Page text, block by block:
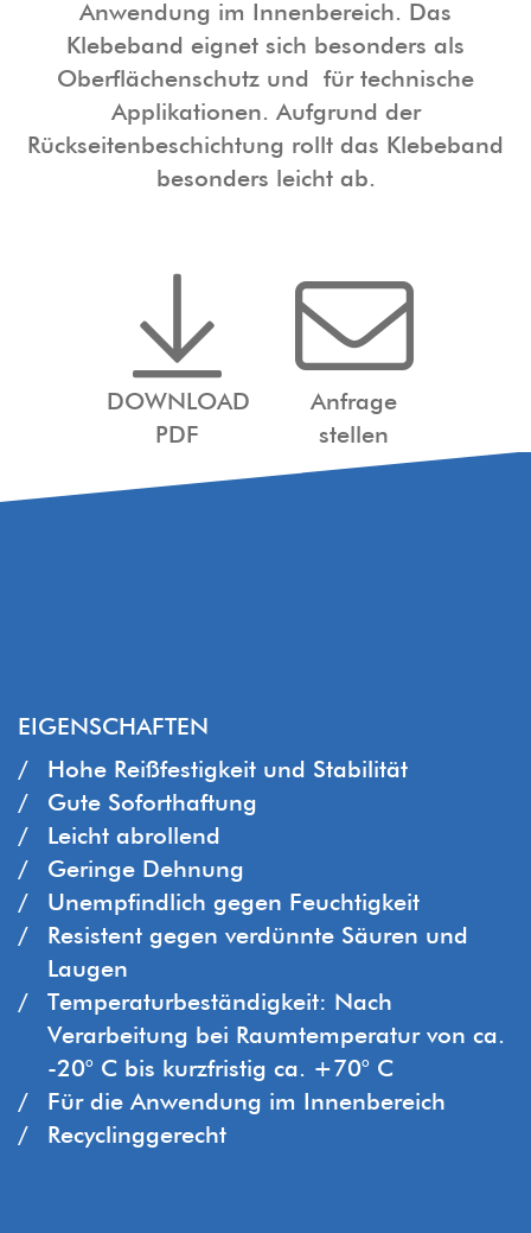
Anwendung im Innenbereich. Das
Klebeband eignet sich besonders als
Oberflächenschutz und für technische
Applikationen. Aufgrund der
Rückseitenbeschichtung rollt das Klebeband
besonders leicht ab.
DOWNLOAD
PDF
Anfrage
stellen
EIGENSCHAFTEN
Hohe Reißfestigkeit und Stabilität
Gute Soforthaftung
Leicht abrollend
Geringe Dehnung
Unempfindlich gegen Feuchtigkeit
Resistent gegen verdünnte Säuren und
Laugen
Temperaturbeständigkeit: Nach
Verarbeitung bei Raumtemperatur von ca.
-20° C bis kurzfristig ca. +70° C
Für die Anwendung im Innenbereich
Recyclinggerecht